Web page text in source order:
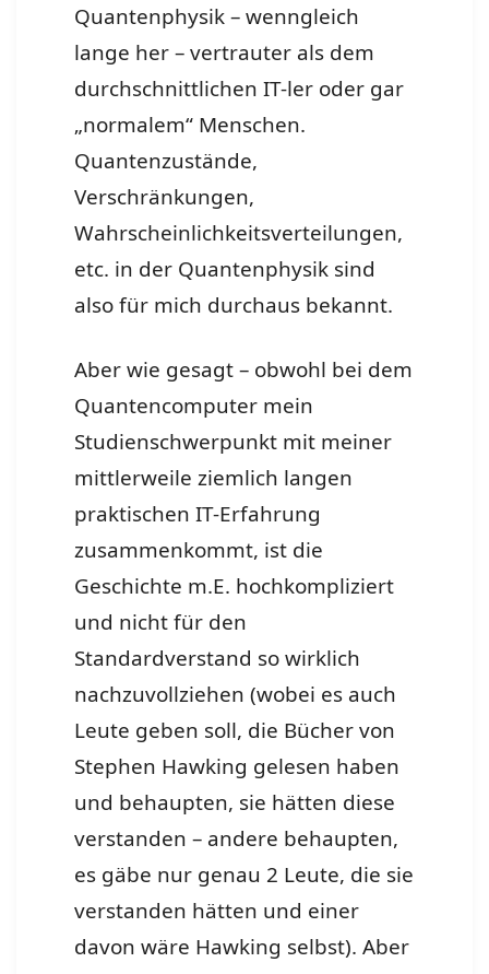
Quantenphysik – wenngleich
lange her – vertrauter als dem
durchschnittlichen IT-ler oder gar
„normalem“ Menschen.
Quantenzustände,
Verschränkungen,
Wahrscheinlichkeitsverteilungen,
etc. in der Quantenphysik sind
also für mich durchaus bekannt.
Aber wie gesagt – obwohl bei dem
Quantencomputer mein
Studienschwerpunkt mit meiner
mittlerweile ziemlich langen
praktischen IT-Erfahrung
zusammenkommt, ist die
Geschichte m.E. hochkompliziert
und nicht für den
Standardverstand so wirklich
nachzuvollziehen (wobei es auch
Leute geben soll, die Bücher von
Stephen Hawking gelesen haben
und behaupten, sie hätten diese
verstanden – andere behaupten,
es gäbe nur genau 2 Leute, die sie
verstanden hätten und einer
davon wäre Hawking selbst). Aber